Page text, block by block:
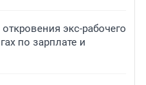
экс-рабочего
по зарплате и